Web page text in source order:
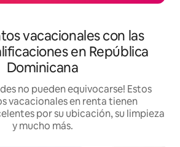
vacacionales con las
en República
Dominicana
no pueden equivocarse! Estos
vacacionales en renta tienen
por su ubicación, su limpieza
y mucho más.